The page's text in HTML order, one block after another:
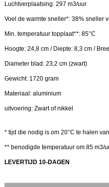
Luchtverplaatsing: 297 m3/uur
Voel de warmte sneller*: 38% sneller
Min. temperatuur topplaat**: 85°C
Hoogte: 24,8 cm / Diepte: 8,3 cm /
Diameter blad: 23,2 cm (zwart)
Gewicht: 1720 gram
Materiaal: aluminium
uitvoering: Zwart of nikkel
* tijd die nodig is om 20°C te halen
** benodigde temperatuur om 85 m3/
LEVERTIJD 10-DAGEN